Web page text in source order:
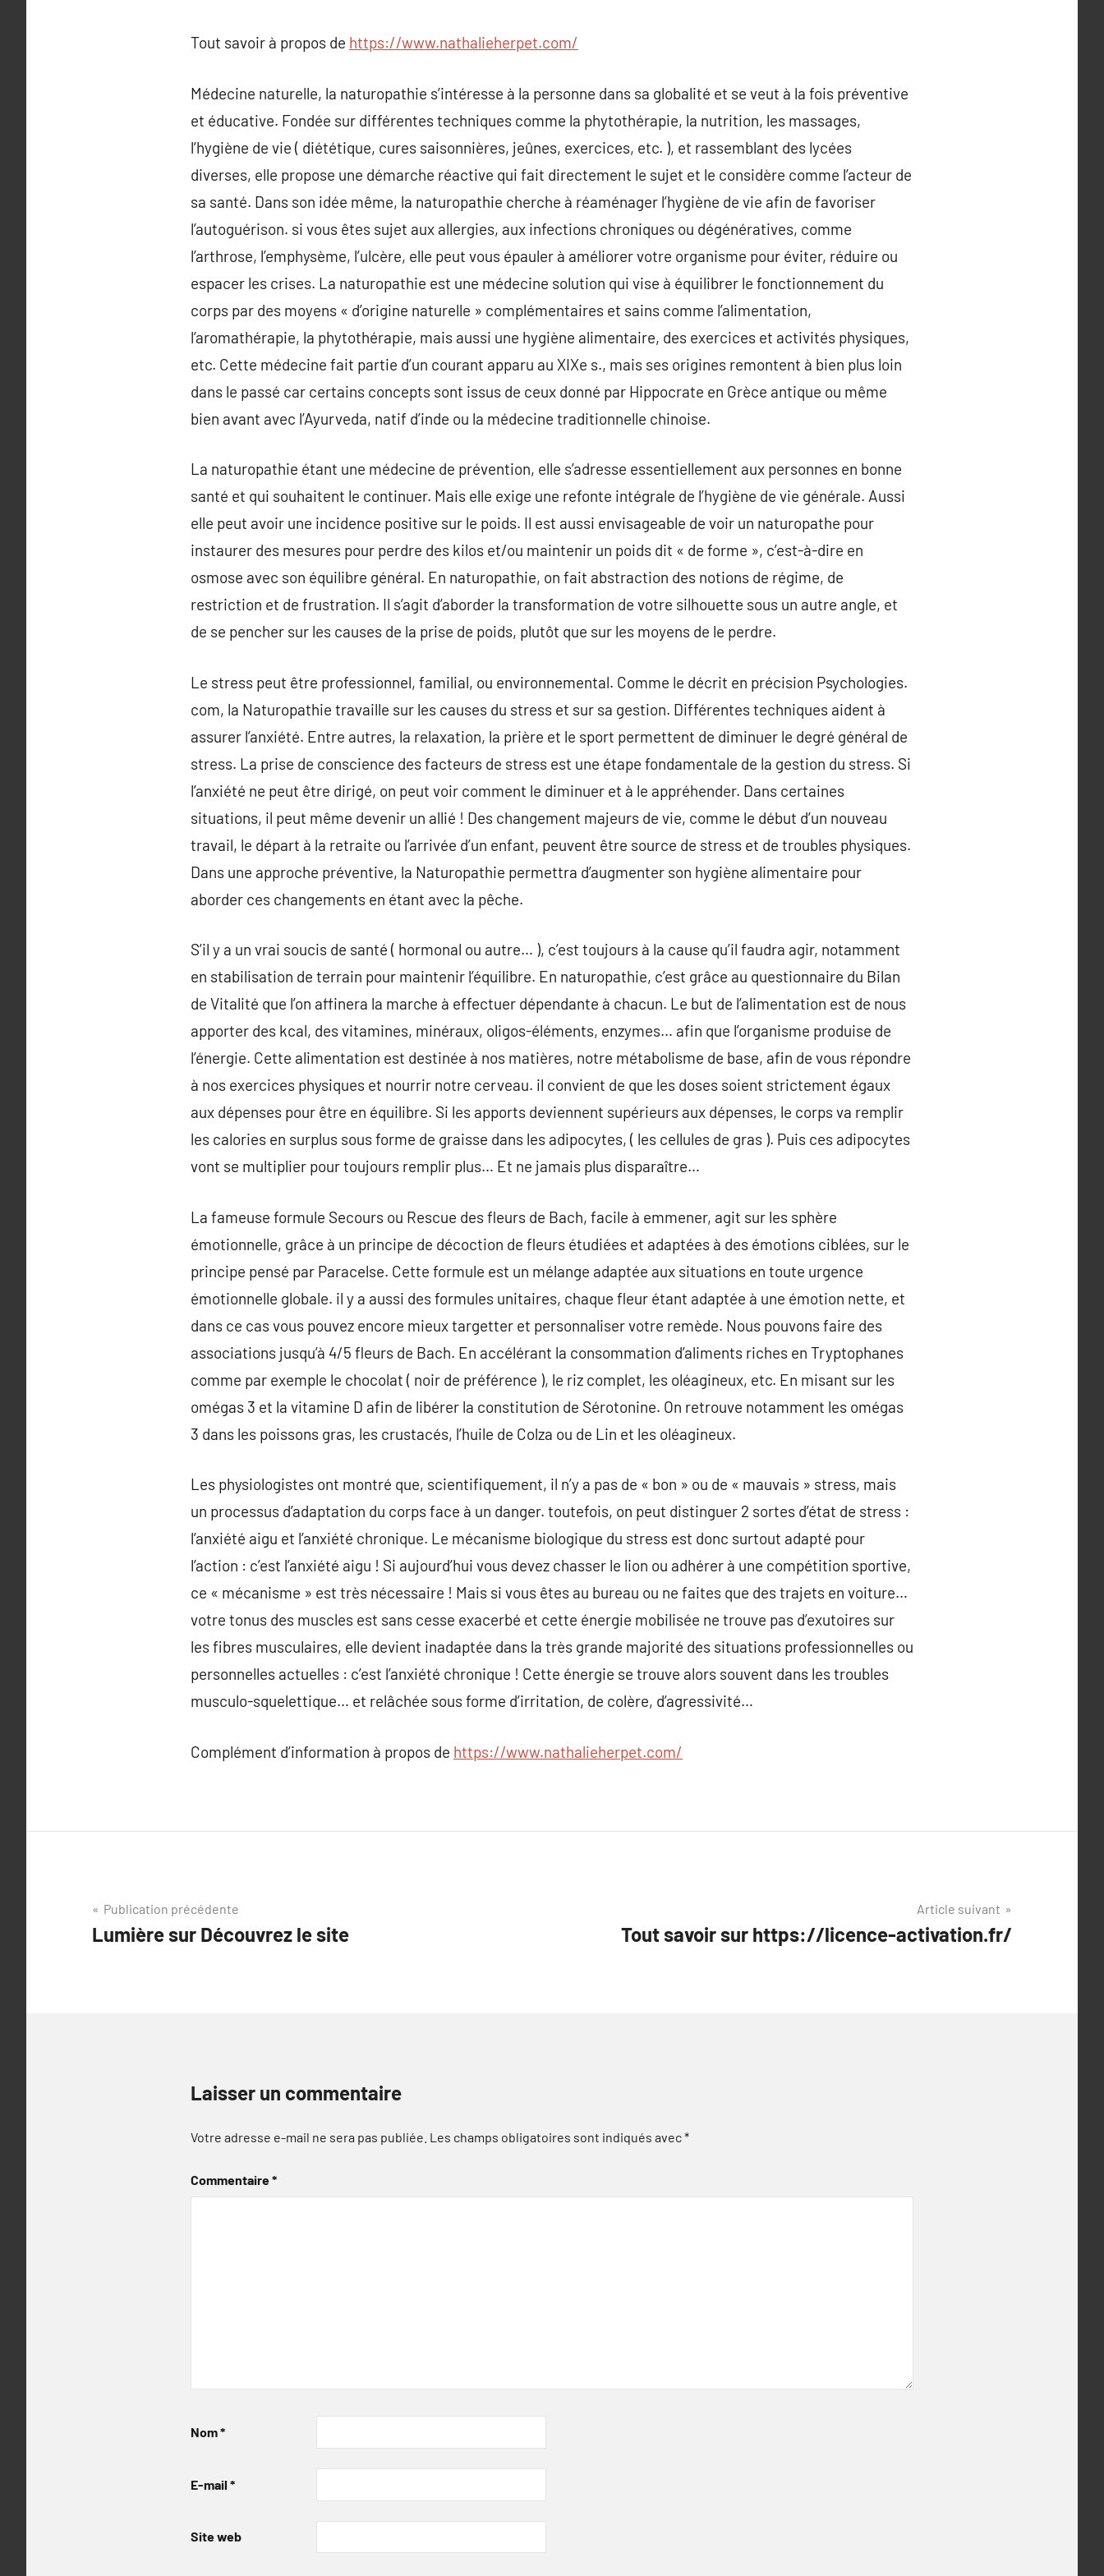
Tout savoir à propos de https://www.nathalieherpet.com/
Médecine naturelle, la naturopathie s’intéresse à la personne dans sa globalité et se veut à la fois préventive
et éducative. Fondée sur différentes techniques comme la phytothérapie, la nutrition, les massages,
l’hygiène de vie ( diététique, cures saisonnières, jeûnes, exercices, etc. ), et rassemblant des lycées
diverses, elle propose une démarche réactive qui fait directement le sujet et le considère comme l’acteur de
sa santé. Dans son idée même, la naturopathie cherche à réaménager l’hygiène de vie afin de favoriser
l’autoguérison. si vous êtes sujet aux allergies, aux infections chroniques ou dégénératives, comme
l’arthrose, l’emphysème, l’ulcère, elle peut vous épauler à améliorer votre organisme pour éviter, réduire ou
espacer les crises. La naturopathie est une médecine solution qui vise à équilibrer le fonctionnement du
corps par des moyens « d’origine naturelle » complémentaires et sains comme l’alimentation,
l’aromathérapie, la phytothérapie, mais aussi une hygiène alimentaire, des exercices et activités physiques,
etc. Cette médecine fait partie d’un courant apparu au XIXe s., mais ses origines remontent à bien plus loin
dans le passé car certains concepts sont issus de ceux donné par Hippocrate en Grèce antique ou même
bien avant avec l’Ayurveda, natif d’inde ou la médecine traditionnelle chinoise.
La naturopathie étant une médecine de prévention, elle s’adresse essentiellement aux personnes en bonne
santé et qui souhaitent le continuer. Mais elle exige une refonte intégrale de l’hygiène de vie générale. Aussi
elle peut avoir une incidence positive sur le poids. Il est aussi envisageable de voir un naturopathe pour
instaurer des mesures pour perdre des kilos et/ou maintenir un poids dit « de forme », c’est-à-dire en
osmose avec son équilibre général. En naturopathie, on fait abstraction des notions de régime, de
restriction et de frustration. Il s’agit d’aborder la transformation de votre silhouette sous un autre angle, et
de se pencher sur les causes de la prise de poids, plutôt que sur les moyens de le perdre.
Le stress peut être professionnel, familial, ou environnemental. Comme le décrit en précision Psychologies.
com, la Naturopathie travaille sur les causes du stress et sur sa gestion. Différentes techniques aident à
assurer l’anxiété. Entre autres, la relaxation, la prière et le sport permettent de diminuer le degré général de
stress. La prise de conscience des facteurs de stress est une étape fondamentale de la gestion du stress. Si
l’anxiété ne peut être dirigé, on peut voir comment le diminuer et à le appréhender. Dans certaines
situations, il peut même devenir un allié ! Des changement majeurs de vie, comme le début d’un nouveau
travail, le départ à la retraite ou l’arrivée d’un enfant, peuvent être source de stress et de troubles physiques.
Dans une approche préventive, la Naturopathie permettra d’augmenter son hygiène alimentaire pour
aborder ces changements en étant avec la pêche.
S’il y a un vrai soucis de santé ( hormonal ou autre… ), c’est toujours à la cause qu’il faudra agir, notamment
en stabilisation de terrain pour maintenir l’équilibre. En naturopathie, c’est grâce au questionnaire du Bilan
de Vitalité que l’on affinera la marche à effectuer dépendante à chacun. Le but de l’alimentation est de nous
apporter des kcal, des vitamines, minéraux, oligos-éléments, enzymes… afin que l’organisme produise de
l’énergie. Cette alimentation est destinée à nos matières, notre métabolisme de base, afin de vous répondre
à nos exercices physiques et nourrir notre cerveau. il convient de que les doses soient strictement égaux
aux dépenses pour être en équilibre. Si les apports deviennent supérieurs aux dépenses, le corps va remplir
les calories en surplus sous forme de graisse dans les adipocytes, ( les cellules de gras ). Puis ces adipocytes
vont se multiplier pour toujours remplir plus… Et ne jamais plus disparaître…
La fameuse formule Secours ou Rescue des fleurs de Bach, facile à emmener, agit sur les sphère
émotionnelle, grâce à un principe de décoction de fleurs étudiées et adaptées à des émotions ciblées, sur le
principe pensé par Paracelse. Cette formule est un mélange adaptée aux situations en toute urgence
émotionnelle globale. il y a aussi des formules unitaires, chaque fleur étant adaptée à une émotion nette, et
dans ce cas vous pouvez encore mieux targetter et personnaliser votre remède. Nous pouvons faire des
associations jusqu’à 4/5 fleurs de Bach. En accélérant la consommation d’aliments riches en Tryptophanes
comme par exemple le chocolat ( noir de préférence ), le riz complet, les oléagineux, etc. En misant sur les
omégas 3 et la vitamine D afin de libérer la constitution de Sérotonine. On retrouve notamment les omégas
3 dans les poissons gras, les crustacés, l’huile de Colza ou de Lin et les oléagineux.
Les physiologistes ont montré que, scientifiquement, il n’y a pas de « bon » ou de « mauvais » stress, mais
un processus d’adaptation du corps face à un danger. toutefois, on peut distinguer 2 sortes d’état de stress :
l’anxiété aigu et l’anxiété chronique. Le mécanisme biologique du stress est donc surtout adapté pour
l’action : c’est l’anxiété aigu ! Si aujourd’hui vous devez chasser le lion ou adhérer à une compétition sportive,
ce « mécanisme » est très nécessaire ! Mais si vous êtes au bureau ou ne faites que des trajets en voiture…
votre tonus des muscles est sans cesse exacerbé et cette énergie mobilisée ne trouve pas d’exutoires sur
les fibres musculaires, elle devient inadaptée dans la très grande majorité des situations professionnelles ou
personnelles actuelles : c’est l’anxiété chronique ! Cette énergie se trouve alors souvent dans les troubles
musculo-squelettique… et relâchée sous forme d’irritation, de colère, d’agressivité…
Complément d’information à propos de https://www.nathalieherpet.com/
Navigation
de
Publication précédente
Lumière sur Découvrez le site
Article suivant
Tout savoir sur https://licence-activation.fr/
Laisser un commentaire
Votre adresse e-mail ne sera pas publiée. Les champs obligatoires sont indiqués avec*
Commentaire*
Nom*
E-mail *
Site web